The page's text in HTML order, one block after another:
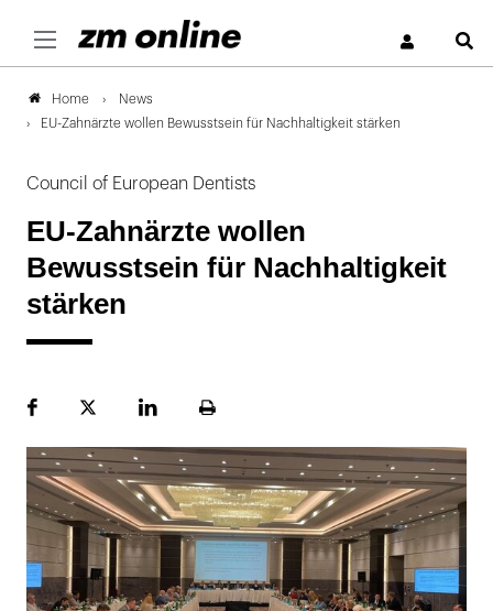
Home
News
EU-Zahnärzte wollen Bewusstsein für Nachhaltigkeit stärken
Council of European Dentists
EU-Zahnärzte wollen
Bewusstsein für Nachhaltigkeit
stärken
FacebookPlattformLinekdInSeite